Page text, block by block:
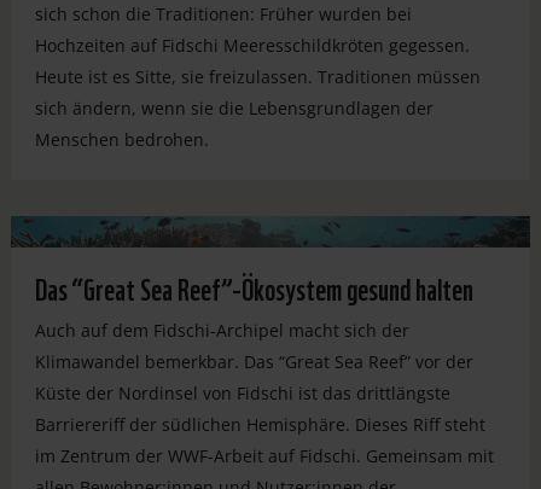
sich schon die Traditionen: Früher wurden bei
Hochzeiten auf Fidschi Meeresschildkröten gegessen.
Heute ist es Sitte, sie freizulassen. Traditionen müssen
sich ändern, wenn sie die Lebensgrundlagen der
Menschen bedrohen.
Das “Great Sea Reef”-Ökosystem gesund halten
Auch auf dem Fidschi-Archipel macht sich der
Klimawandel bemerkbar. Das “Great Sea Reef” vor der
Küste der Nordinsel von Fidschi ist das drittlängste
Barriereriff der südlichen Hemisphäre. Dieses Riff steht
im Zentrum der WWF-Arbeit auf Fidschi. Gemeinsam mit